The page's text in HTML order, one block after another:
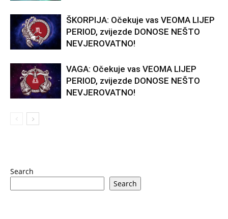
ŠKORPIJA: Očekuje vas VEOMA LIJEP
PERIOD, zvijezde DONOSE NEŠTO
NEVJEROVATNO!
VAGA: Očekuje vas VEOMA LIJEP
PERIOD, zvijezde DONOSE NEŠTO
NEVJEROVATNO!
Search
Search